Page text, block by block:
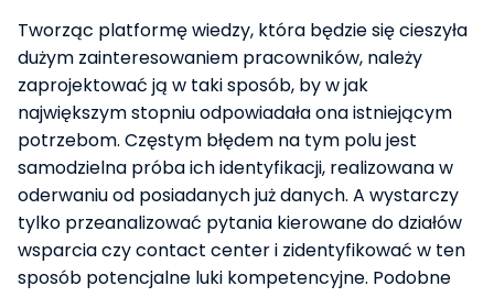
Tworząc platformę wiedzy, która będzie się cieszyła
dużym zainteresowaniem pracowników, należy
zaprojektować ją w taki sposób, by w jak
największym stopniu odpowiadała ona istniejącym
potrzebom. Częstym błędem na tym polu jest
samodzielna próba ich identyfikacji, realizowana w
oderwaniu od posiadanych już danych. A wystarczy
tylko przeanalizować pytania kierowane do działów
wsparcia czy contact center i zidentyfikować w ten
sposób potencjalne luki kompetencyjne. Podobne